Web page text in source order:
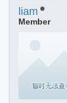
liam
Member